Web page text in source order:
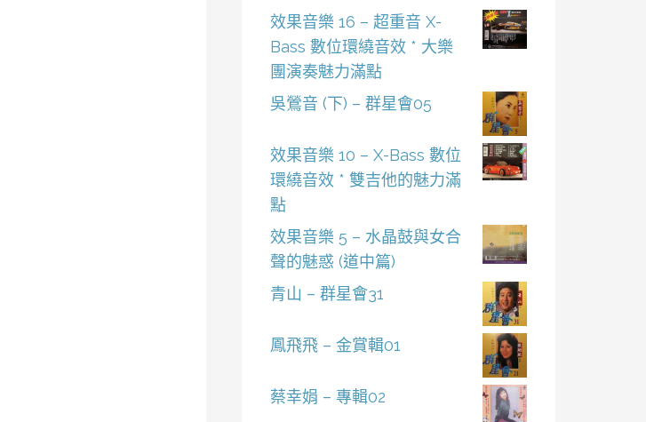
效果音樂 16 – 超重音 X-
Bass 數位環繞音效 * 大樂
團演奏魅力滿點
吳鶯音 (下) – 群星會05
效果音樂 10 – X-Bass 數位
環繞音效 * 雙吉他的魅力滿
點
效果音樂 5 – 水晶鼓與女合
聲的魅惑 (道中篇)
青山 – 群星會31
鳳飛飛 – 金賞輯01
蔡幸娟 – 專輯02